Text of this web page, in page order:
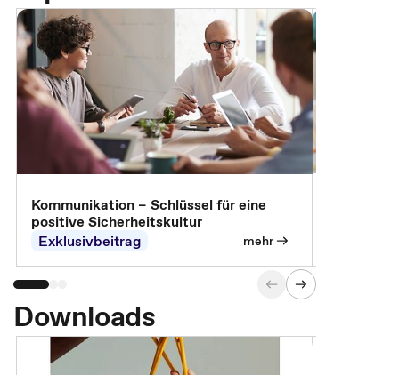
Kommunikation – Schlüssel für eine
positive Sicherheitskultur
Exklusivbeitrag
mehr
Downloads